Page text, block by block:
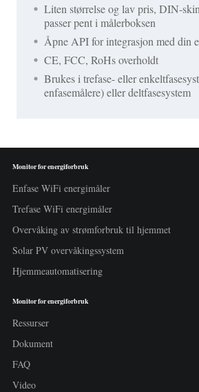
Liten størrelse og lav pris, DIN-
passer pent i målerboksen
Åpne API for integrasjon med din
CE, FCC, RoHs overholdt
Brukes i trefase- eller
enfasemålere) eller deltfasesystem
Monitor for energiforbruk
Enfase WiFi energimåler
Trefase WiFi energimåler
Overvåking av strømforbruk til hjemmet
Solar PV overvåkingssystem
Hjemmeautomatisering
Monitor for energiforbruk
Ressurser
Dokument
FAQ
Video